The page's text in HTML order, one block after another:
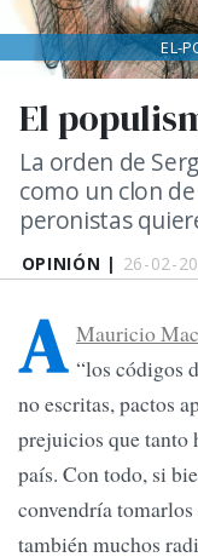
OPINIÓN | 26-02-
El
La orden de
como un clon
peronistas
EL-
A Mauricio
“los códigos
no escritas, pactos
prejuicios que tanto
país. Con todo, si
convendría
también muchos